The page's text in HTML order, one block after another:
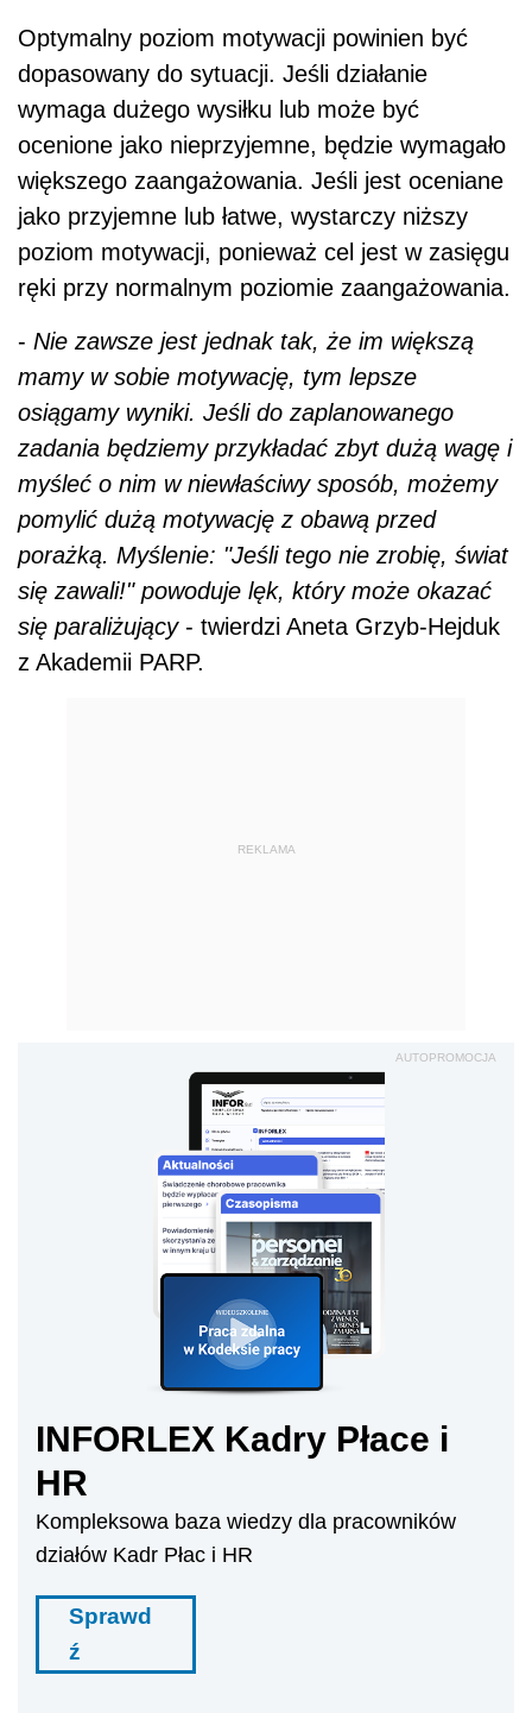
Optymalny poziom motywacji powinien być
dopasowany do sytuacji. Jeśli działanie
wymaga dużego wysiłku lub może być
ocenione jako nieprzyjemne, będzie wymagało
większego zaangażowania. Jeśli jest oceniane
jako przyjemne lub łatwe, wystarczy niższy
poziom motywacji, ponieważ cel jest w zasięgu
ręki przy normalnym poziomie zaangażowania.
- Nie zawsze jest jednak tak, że im większą
mamy w sobie motywację, tym lepsze
osiągamy wyniki. Jeśli do zaplanowanego
zadania będziemy przykładać zbyt dużą wagę i
myśleć o nim w niewłaściwy sposób, możemy
pomylić dużą motywację z obawą przed
porażką. Myślenie: "Jeśli tego nie zrobię, świat
się zawali!" powoduje lęk, który może okazać
się paraliżujący- twierdzi Aneta Grzyb-Hejduk
z Akademii PARP.
REKLAMA
AUTOPROMOCJA
INFORLEX Kadry Płace i
HR
Kompleksowa baza wiedzy dla pracowników
działów Kadr Płac i HR
Sprawd
ź